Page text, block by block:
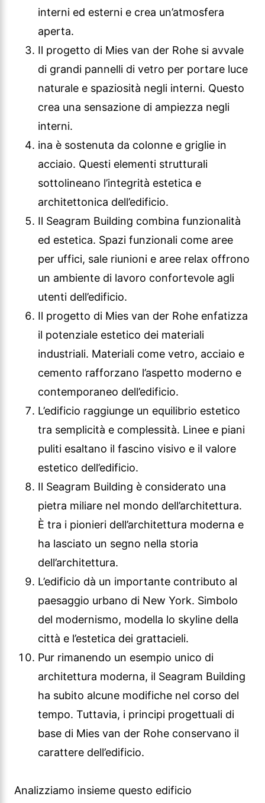
interni ed esterni e crea un’atmosfera
aperta.
Il progetto di Mies van der Rohe si avvale
di grandi pannelli di vetro per portare luce
naturale e spaziosità negli interni. Questo
crea una sensazione di ampiezza negli
interni.
ina è sostenuta da colonne e griglie in
acciaio. Questi elementi strutturali
sottolineano l’integrità estetica e
architettonica dell’edificio.
Il Seagram Building combina funzionalità
ed estetica. Spazi funzionali come aree
per uffici, sale riunioni e aree relax offrono
un ambiente di lavoro confortevole agli
utenti dell’edificio.
Il progetto di Mies van der Rohe enfatizza
il potenziale estetico dei materiali
industriali. Materiali come vetro, acciaio e
cemento rafforzano l’aspetto moderno e
contemporaneo dell’edificio.
L’edificio raggiunge un equilibrio estetico
tra semplicità e complessità. Linee e piani
puliti esaltano il fascino visivo e il valore
estetico dell’edificio.
Il Seagram Building è considerato una
pietra miliare nel mondo dell’architettura.
È tra i pionieri dell’architettura moderna e
ha lasciato un segno nella storia
dell’architettura.
L’edificio dà un importante contributo al
paesaggio urbano di New York. Simbolo
del modernismo, modella lo skyline della
città e l’estetica dei grattacieli.
Pur rimanendo un esempio unico di
architettura moderna, il Seagram Building
ha subito alcune modifiche nel corso del
tempo. Tuttavia, i principi progettuali di
base di Mies van der Rohe conservano il
carattere dell’edificio.
Analizziamo insieme questo edificio